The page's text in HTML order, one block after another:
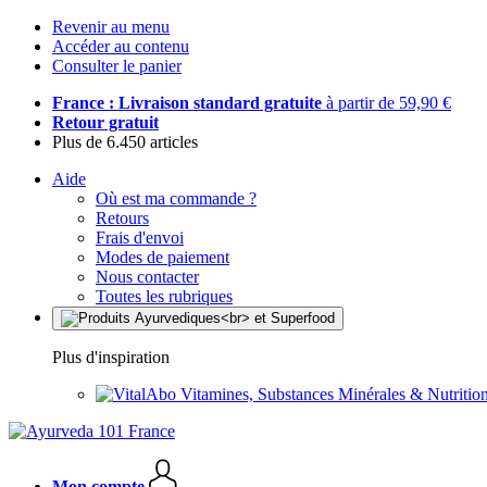
Revenir au menu
Accéder au contenu
Consulter le panier
France : Livraison standard gratuite à partir de 59,90 €
Retour gratuit
Plus de 6.450 articles
Aide
Où est ma commande ?
Retours
Frais d'envoi
Modes de paiement
Nous contacter
Toutes les rubriques
Plus d'inspiration
Vitamines, Substances Minérales &